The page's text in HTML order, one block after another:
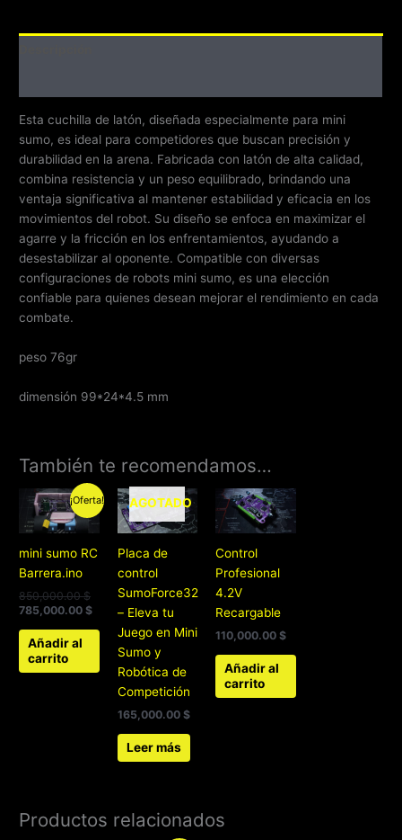
Esta cuchilla de latón, diseñada especialmente para mini
sumo, es ideal para competidores que buscan precisión y
durabilidad en la arena. Fabricada con latón de alta calidad,
combina resistencia y un peso equilibrado, brindando una
ventaja significativa al mantener estabilidad y eficacia en los
movimientos del robot. Su diseño se enfoca en maximizar el
agarre y la fricción en los enfrentamientos, ayudando a
desestabilizar al oponente. Compatible con diversas
configuraciones de robots mini sumo, es una elección
confiable para quienes desean mejorar el rendimiento en cada
combate.
peso 76gr
dimensión 99*24*4.5 mm
También te recomendamos…
¡Oferta!
mini sumo RC
Barrera.ino
850,000.00$
El
precio
original
era:
850,000.00 $.
785,000.00$
El
precio
actual
es:
785,000.00 $.
Añadir al
carrito
AGOTADO
Placa de
control
SumoForce32
– Eleva tu
Juego en Mini
Sumo y
Robótica de
Competición
165,000.00 $
Leer más
Control
Profesional
4.2V
Recargable
110,000.00$
Añadir al
carrito
Productos relacionados